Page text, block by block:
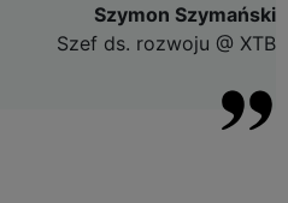
Szymon Szymański
Szef ds. rozwoju @ XTB